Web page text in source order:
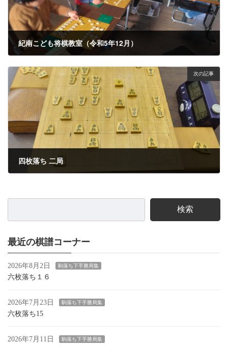
紀南こども将棋教室（令和5年12月）
次の記事
四枚落ち 二局
検索
最近の棋譜コーナー
2026年8月2日 駒落ち下手勝局集
六枚落ち１６
2026年7月23日 駒落ち下手勝局集
六枚落ち15
2026年7月11日 駒落ち下手勝局集